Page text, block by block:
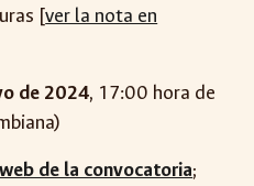
[ver la nota en
de 2024, 17:00 hora de
de la convocatoria;